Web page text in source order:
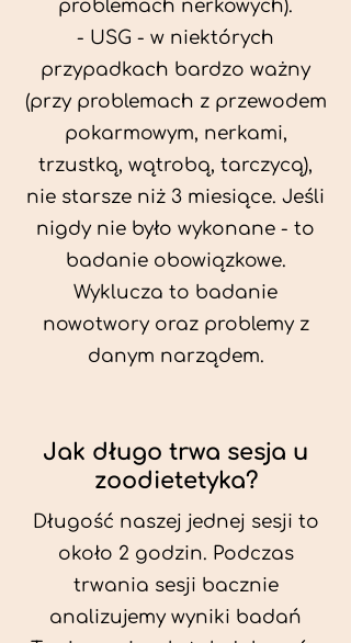
problemach nerkowych).
- USG - w niektórych
przypadkach bardzo ważny
(przy problemach z przewodem
pokarmowym, nerkami,
trzustką, wątrobą, tarczycą),
nie starsze niż 3 miesiące. Jeśli
nigdy nie było wykonane - to
badanie obowiązkowe.
Wyklucza to badanie
nowotwory oraz problemy z
danym narządem.
Jak długo trwa sesja u
zoodietetyka?
Długość naszej jednej sesji to
około 2 godzin. Podczas
trwania sesji bacznie
analizujemy wyniki badań